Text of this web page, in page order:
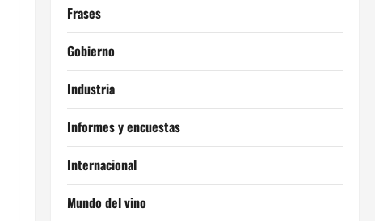
Frases
Gobierno
Industria
Informes y encuestas
Internacional
Mundo del vino